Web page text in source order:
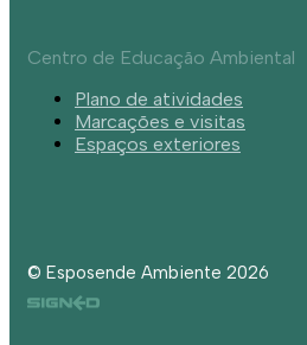
Centro de Educação Ambiental
Plano de atividades
Marcações e visitas
Espaços exteriores
© Esposende Ambiente 2026